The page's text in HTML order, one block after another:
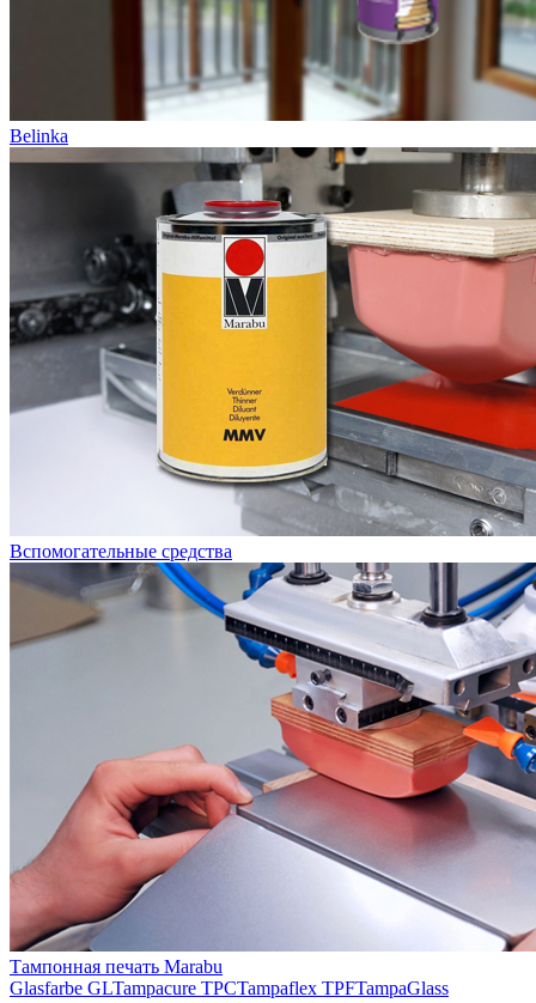
Belinka
Вспомогательные средства
Тампонная печать Marabu
Glasfarbe GLTampacure TPCTampaflex TPFTampaGlass